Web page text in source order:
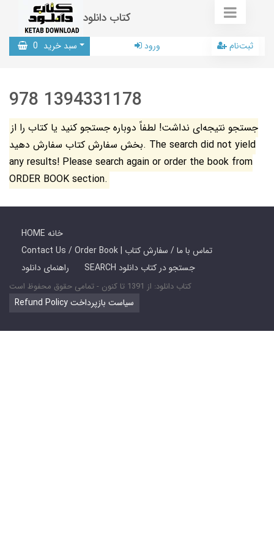
کتاب دانلود
سبد خرید 0 ورود ثبت‌نام
978 1394331178
جستجو نتیجه‌ای نداشت! لطفاً دوباره جستجو کنید یا کتاب را از
بخش سفارش کتاب سفارش دهید. The search did not yield
any results! Please search again or order the book from
ORDER BOOK section.
HOME خانه
Contact Us / Order Book | تماس با ما / سفارش کتاب
راهنمای دانلود
SEARCH جستجو در کتاب دانلود
کتاب دانلود: از 1391 تا کنون - تمامی حقوق محفوظ است
Refund Policy سیاست بازپرداخت